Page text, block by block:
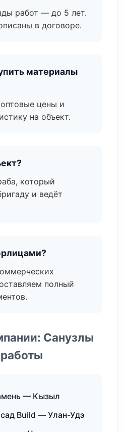
работ — до 5 лет.
в договоре.
материалы
цены и
на объект.
который
и ведёт
полный
Санузлы
— Кызыл
Build — Улан-Удэ